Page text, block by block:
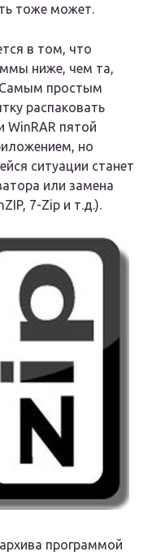
тоже может.
в том, что
ниже, чем та,
Самым простым
распаковать
пятой
но
ситуации станет
или замена
7-Zip и т.д.).
программой